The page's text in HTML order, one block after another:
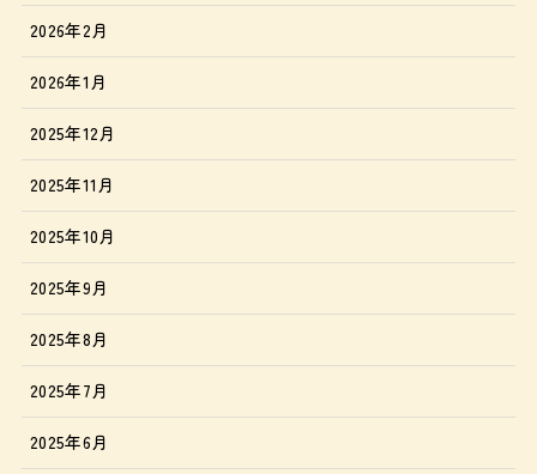
2026年2月
2026年1月
2025年12月
2025年11月
2025年10月
2025年9月
2025年8月
2025年7月
2025年6月